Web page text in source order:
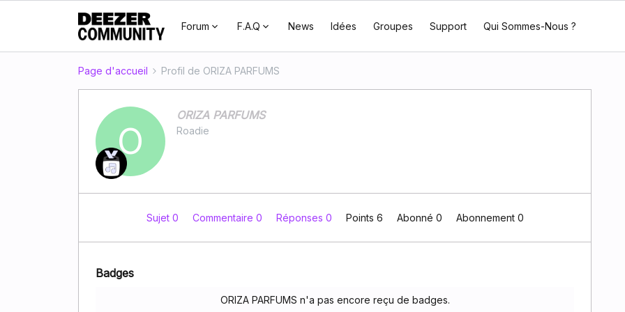
Forum F.A.Q News Idées Groupes Support Qui Sommes-Nous ?
Page d'accueil Profil de ORIZA PARFUMS
O
ORIZA PARFUMS
Roadie
Sujet 0 Commentaire 0 Réponses 0 Points 6 Abonné 0 Abonnement 0
Badges
ORIZA PARFUMS n'a pas encore reçu de badges.